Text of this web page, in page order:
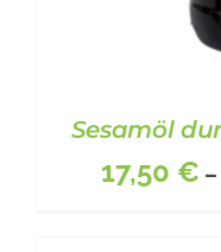
Sesamöl
17,50 € –